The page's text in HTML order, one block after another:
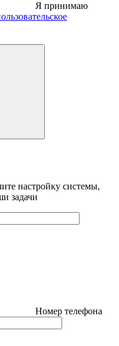
Я принимаю
настройку системы,
задачи
Номер телефона